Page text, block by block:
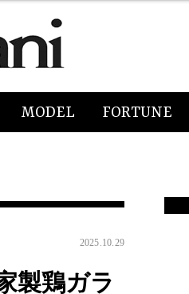
MODEL FORTUNE
2025.10.29
製鶏ガラ